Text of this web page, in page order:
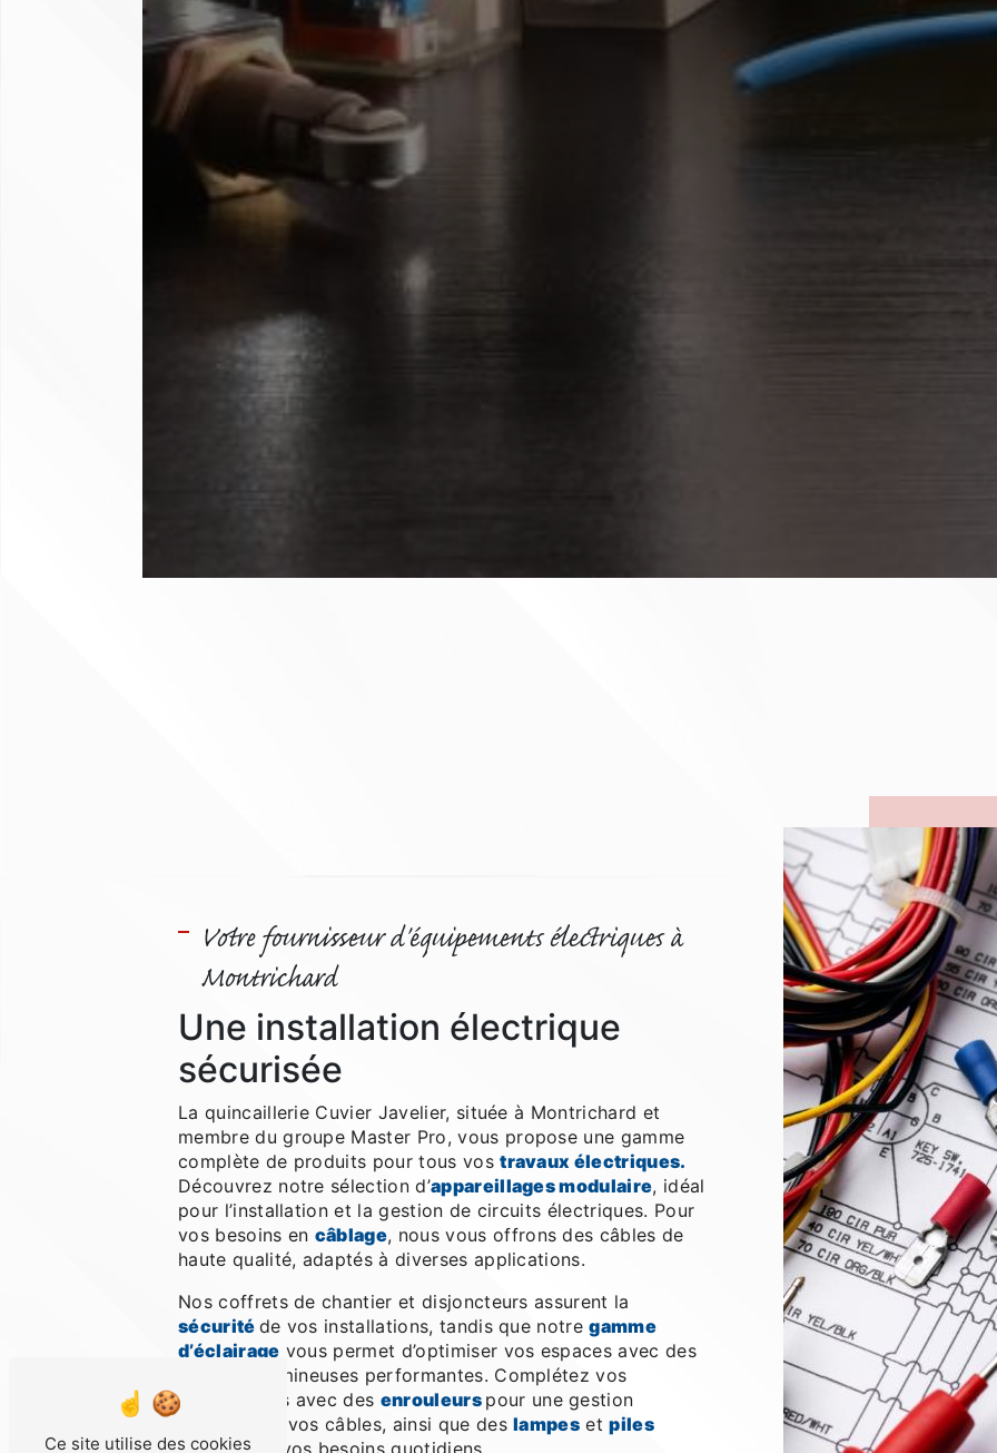
Votre fournisseur d'équipements électriques à
Montrichard
Une installation électrique
sécurisée
La quincaillerie Cuvier Javelier, située à Montrichard et
membre du groupe Master Pro, vous propose une gamme
complète de produits pour tous vostravaux électriques.
Découvrez notre sélection d’appareillages modulaire, idéal
pour l’installation et la gestion de circuits électriques. Pour
vos besoins en câblage, nous vous offrons des câbles de
haute qualité, adaptés à diverses applications.
Nos coffrets de chantier et disjoncteurs assurent la
sécurité de vos installations, tandis que notregamme
d’éclairage vous permet d’optimiser vos espaces avec des
solutions lumineuses performantes. Complétez vos
équipements avec des enrouleurs pour une gestion
optimale de vos câbles, ainsi que deslampes etpiles
Ce site utilise des cookies